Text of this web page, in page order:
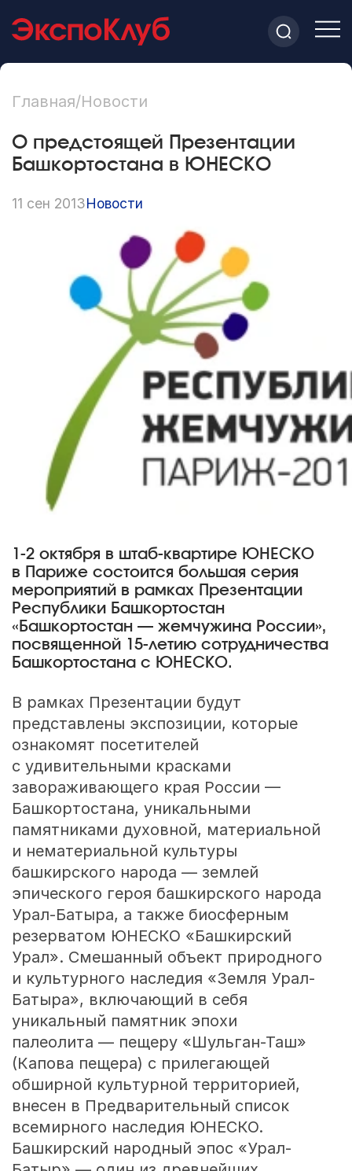
Главная/Новости
О предстоящей Презентации
Башкортостана в ЮНЕСКО
11 сен 2013Новости
1-2 октября в штаб-квартире ЮНЕСКО
в Париже состоится большая серия
мероприятий в рамках Презентации
Республики Башкортостан
«Башкортостан — жемчужина России»,
посвященной 15-летиюсотрудничества
Башкортостана с ЮНЕСКО.
В рамках Презентации будут
представлены экспозиции, которые
ознакомят посетителей
с удивительными красками
завораживающего края России —
Башкортостана, уникальными
памятниками духовной, материальной
и нематериальной культуры
башкирского народа — землей
эпического героя башкирского народа
Урал-Батыра, а также биосферным
резерватом ЮНЕСКО «Башкирский
Урал». Смешанный объект природного
и культурного наследия «Земля Урал-
Батыра», включающий в себя
уникальный памятник эпохи
палеолита — пещеру «Шульган-Таш»
(Капова пещера) с прилегающей
обширной культурной территорией,
внесен в Предварительный список
всемирного наследия ЮНЕСКО.
Башкирский народный эпос «Урал-